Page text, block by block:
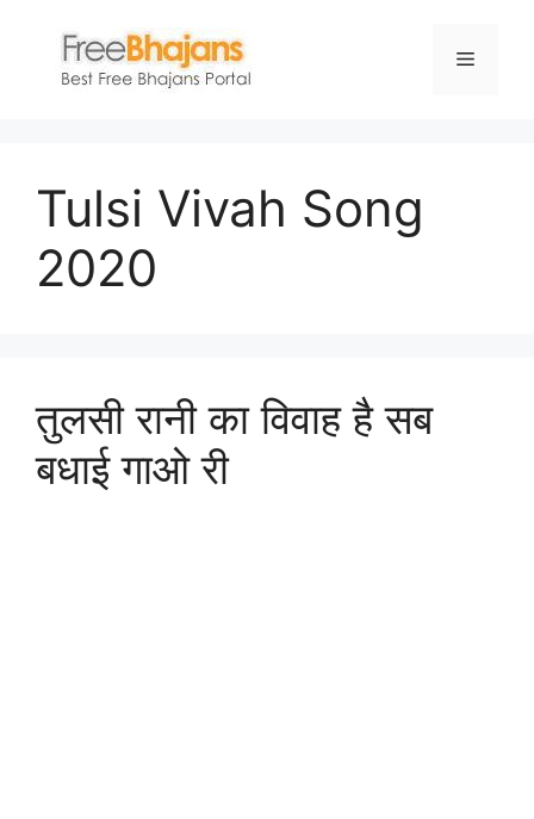
content
Menu
Tulsi Vivah Song
2020
तुलसी रानी का विवाह है सब
बधाई गाओ री